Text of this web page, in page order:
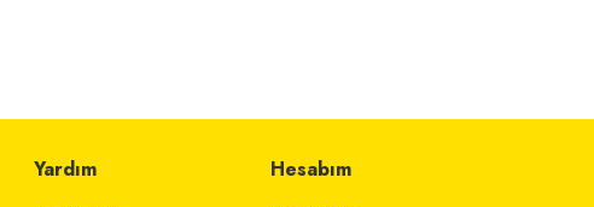
Yardım Hesabım